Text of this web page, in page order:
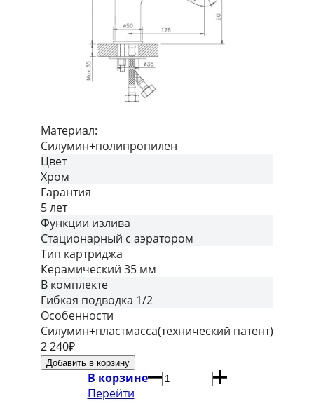
Материал:
Силумин+полипропилен
Цвет
Хром
Гарантия
5 лет
Функции излива
Стационарный с аэратором
Тип картриджа
Керамический 35 мм
В комплекте
Гибкая подводка 1/2
Особенности
Силумин+пластмасса(технический патент)
2 240₽
В корзине
Перейти